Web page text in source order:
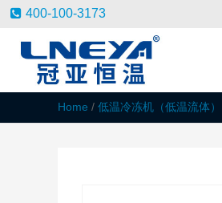
400-100-3173
Home / 低温冷冻机（低温流体）